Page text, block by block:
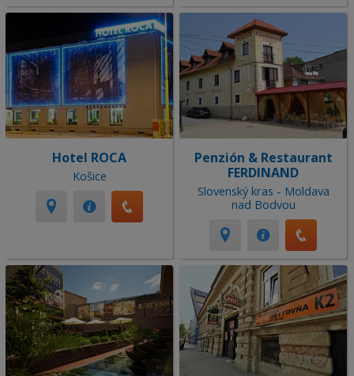
Hotel ROCA
Košice
Penzión & Restaurant
FERDINAND
Slovenský kras - Moldava
nad Bodvou